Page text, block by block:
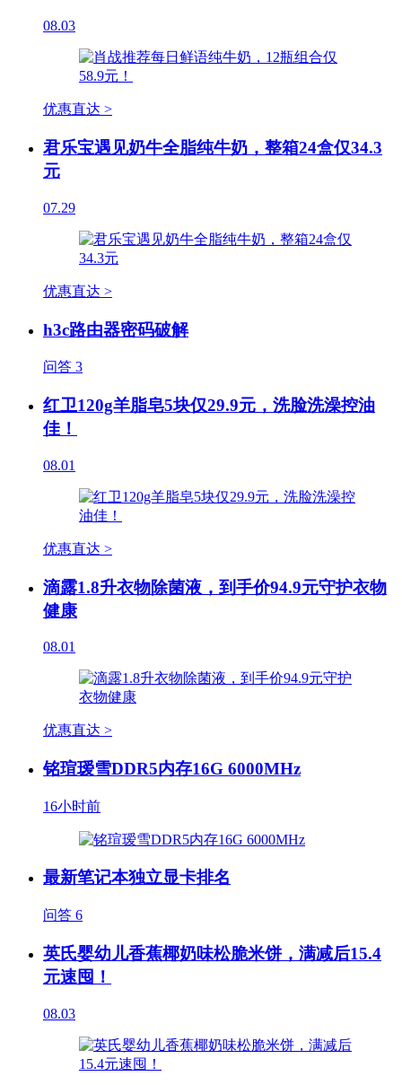
08.03
优惠直达 >
君乐宝遇见奶牛全脂纯牛奶，整箱24盒仅34.3
元
07.29
优惠直达 >
h3c路由器密码破解
问答 3
红卫120g羊脂皂5块仅29.9元，洗脸洗澡控油
佳！
08.01
优惠直达 >
滴露1.8升衣物除菌液，到手价94.9元守护衣物
健康
08.01
优惠直达 >
铭瑄瑷雪DDR5内存16G 6000MHz
16小时前
最新笔记本独立显卡排名
问答 6
英氏婴幼儿香蕉椰奶味松脆米饼，满减后15.4
元速囤！
08.03